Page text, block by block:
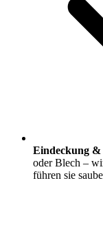
Eindeckung
oder Blech –
führen sie